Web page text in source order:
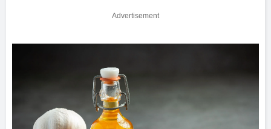
Advertisement